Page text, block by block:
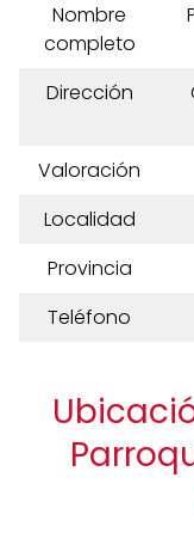
Nombre
completo
Dirección
Valoración
Localidad
Provincia
Teléfono